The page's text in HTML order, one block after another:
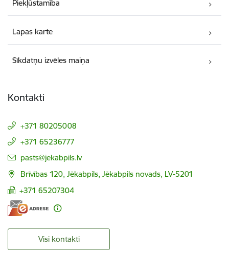
Piekļūstamība
Lapas karte
Sīkdatņu izvēles maiņa
Kontakti
+371 80205008
+371 65236777
E-pasts:
pasts@jekabpils.lv
Brīvības 120, Jēkabpils, Jēkabpils novads, LV-5201
+371 65207304
Visi kontakti